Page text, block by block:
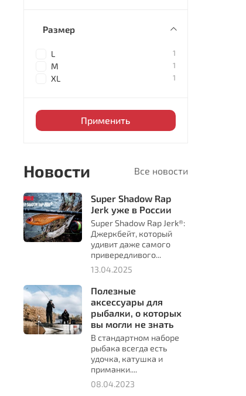
Размер
L 1
M 1
XL 1
Применить
Новости Все новости
Super Shadow Rap
Jerk уже в России
Super Shadow Rap Jerk®:
Джеркбейт, который
удивит даже самого
привередливого...
13.04.2025
Полезные
аксессуары для
рыбалки, о которых
вы могли не знать
В стандартном наборе
рыбака всегда есть
удочка, катушка и
приманки....
08.04.2023